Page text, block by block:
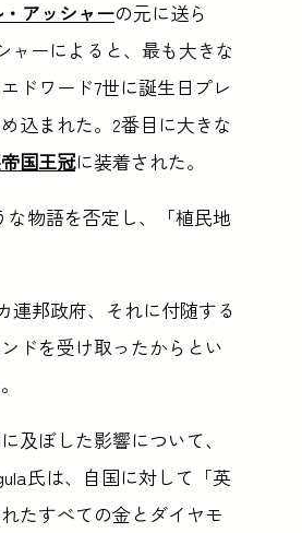
アッシャーの元に送ら
ャーによると、最も大きな
ドワード7世に誕生日プレ
込まれた。2番目に大きな
国王冠に装着された。
物語を否定し、「植民地
連邦政府、それに付随する
ドを受け取ったからとい
及ぼした影響について、
氏は、自国に対して「英
たすべての金とダイヤモ